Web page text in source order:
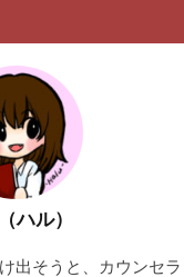
ハル）
出そうと、カウンセラ